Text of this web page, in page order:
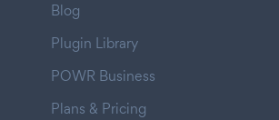
Blog
Plugin Library
POWR Business
Plans & Pricing